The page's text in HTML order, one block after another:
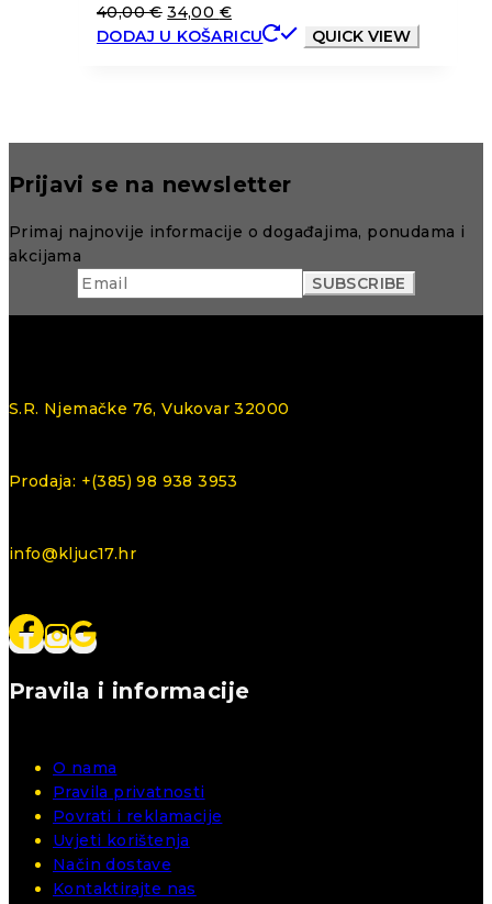
40,00€ 34,00 €
DODAJ U KOŠARICU
QUICK VIEW
Prijavi se na newsletter
Primaj najnovije informacije o događajima, ponudama i
akcijama
S.R. Njemačke 76, Vukovar 32000
Prodaja: +(385) 98 938 3953
info@kljuc17.hr
Pravila i informacije
O nama
Pravila privatnosti
Povrati i reklamacije
Uvjeti korištenja
Način dostave
Kontaktirajte nas